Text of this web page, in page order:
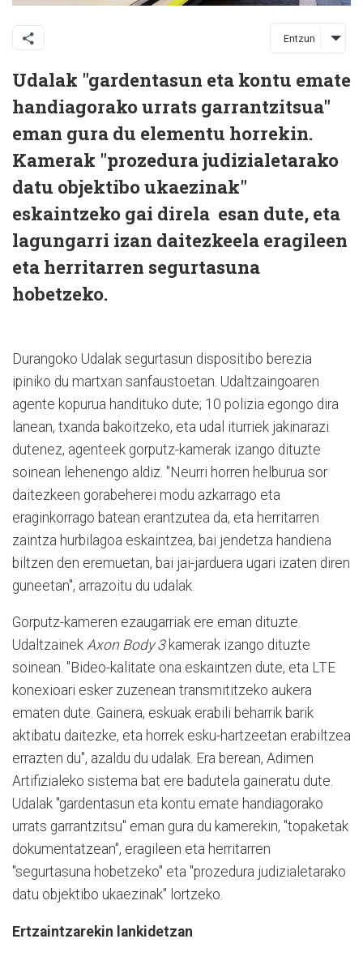
Entzun
Udalak "gardentasun eta kontu emate
handiagorako urrats garrantzitsua"
eman gura du elementu horrekin.
Kamerak "prozedura judizialetarako
datu objektibo ukaezinak"
eskaintzeko gai direla esan dute, eta
lagungarri izan daitezkeela eragileen
eta herritarren segurtasuna
hobetzeko.
Durangoko Udalak segurtasun dispositibo berezia
ipiniko du martxan sanfaustoetan. Udaltzaingoaren
agente kopurua handituko dute; 10 polizia egongo dira
lanean, txanda bakoitzeko, eta udal iturriek jakinarazi
dutenez, agenteek gorputz-kamerak izango dituzte
soinean lehenengo aldiz. "Neurri horren helburua sor
daitezkeen gorabeherei modu azkarrago eta
eraginkorrago batean erantzutea da, eta herritarren
zaintza hurbilagoa eskaintzea, bai jendetza handiena
biltzen den eremuetan, bai jai-jarduera ugari izaten diren
guneetan", arrazoitu du udalak.
Gorputz-kameren ezaugarriak ere eman dituzte.
Udaltzainek Axon Body 3kamerak izango dituzte
soinean. "Bideo-kalitate ona eskaintzen dute, eta LTE
konexioari esker zuzenean transmititzeko aukera
ematen dute. Gainera, eskuak erabili beharrik barik
aktibatu daitezke, eta horrek esku-hartzeetan erabiltzea
errazten du", azaldu du udalak. Era berean, Adimen
Artifizialeko sistema bat ere badutela gaineratu dute.
Udalak "gardentasun eta kontu emate handiagorako
urrats garrantzitsu" eman gura du kamerekin, "topaketak
dokumentatzean", eragileen eta herritarren
"segurtasuna hobetzeko" eta "prozedura judizialetarako
datu objektibo ukaezinak" lortzeko.
Ertzaintzarekin lankidetzan